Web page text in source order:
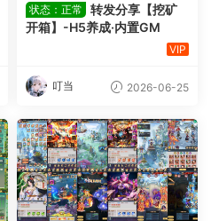
状态：正常
转发分享【挖矿
开箱】-H5养成·内置GM
VIP
叮当 2026-06-25